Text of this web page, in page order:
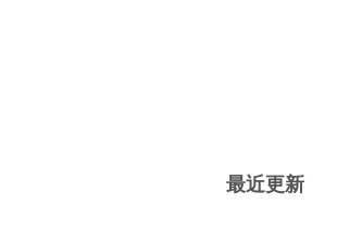
最近更新